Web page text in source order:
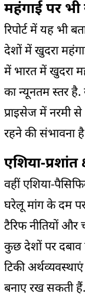
महंगाई पर भी
रिपोर्ट में यह भी
देशों में खुदरा
में भारत में खुदरा
का न्यूनतम स्तर है.
प्राइसेज में नरमी
रहने की संभावना
एशिया-
वहीं एशिया-
घरेलू मांग के दम
टैरिफ नीतियों
कुछ देशों पर
टिकी
बनाए रख सकती हैं.